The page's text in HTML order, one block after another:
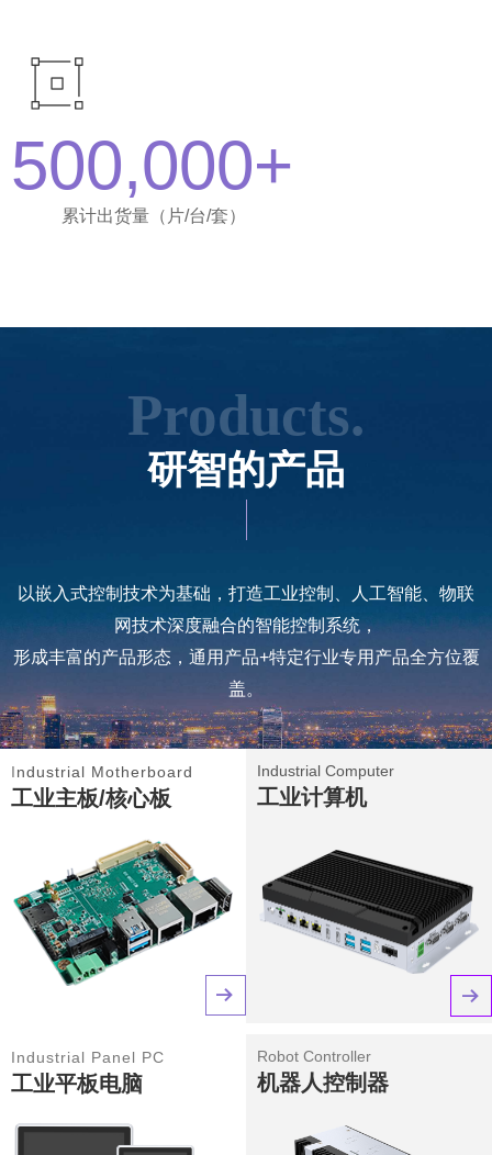
Products.
研智的产品
以嵌入式控制技术为基础，打造工业控制、人工智能、物联
网技术深度融合的智能控制系统，
形成丰富的产品形态，通用产品+特定行业专用产品全方位覆
盖。
累计出货量（片/台/套）
500,000+
工业主板/核心板
Industrial Motherboard
뀠
工业计算机
Industrial Computer
뀠
工业平板电脑
Industrial Panel PC
机器人控制器
Robot Controller